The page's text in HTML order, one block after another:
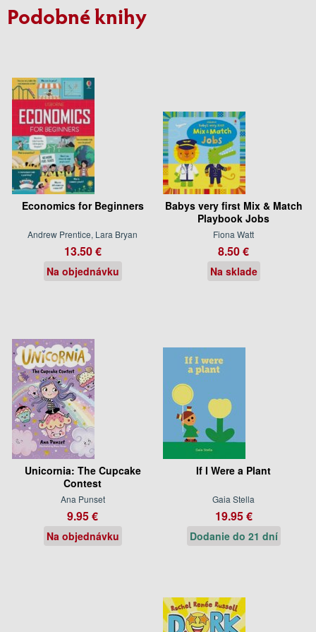
Podobné knihy
Economics for Beginners
Andrew Prentice, Lara Bryan
13.50 €
Na objednávku
Babys very first Mix & Match
Playbook Jobs
Fiona Watt
8.50 €
Na sklade
Unicornia: The Cupcake
Contest
Ana Punset
9.95 €
Na objednávku
If I Were a Plant
Gaia Stella
19.95 €
Dodanie do 21 dní